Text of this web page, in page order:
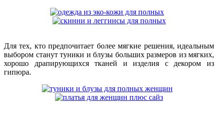
Для тех, кто предпочитает более мягкие решения, идеальным
выбором станут туники и блузы больших размеров из мягких,
хорошо драпирующихся тканей и изделия с декором из
гипюра.